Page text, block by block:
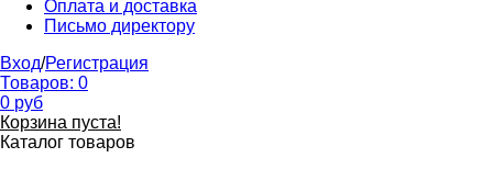
Оплата и доставка
Письмо директору
Вход/Регистрация
Товаров: 0
0 руб
Корзина пуста!
Каталог товаров